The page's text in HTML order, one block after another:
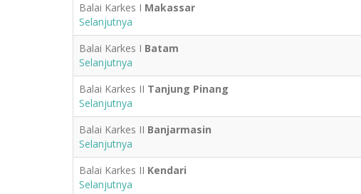
Balai Karkes I Makassar
Selanjutnya
Balai Karkes I Batam
Selanjutnya
Balai Karkes II Tanjung Pinang
Selanjutnya
Balai Karkes II Banjarmasin
Selanjutnya
Balai Karkes II Kendari
Selanjutnya